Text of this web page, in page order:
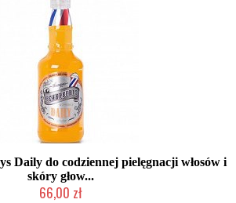
Daily do codziennej pielęgnacji włosów i
skóry głow...
66,00 zł